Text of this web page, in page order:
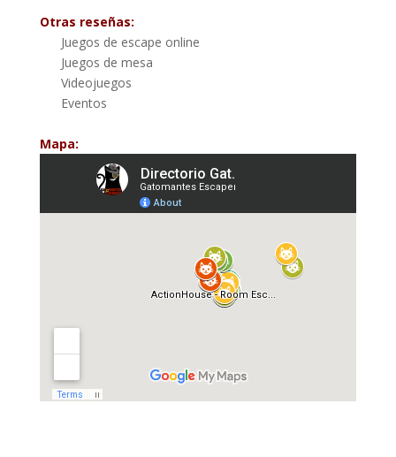
Otras reseñas:
Juegos de escape online
Juegos de mesa
Videojuegos
Eventos
Mapa: